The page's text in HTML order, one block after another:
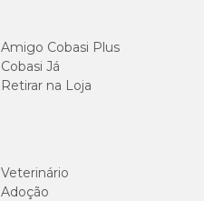
Amigo Cobasi Plus
Cobasi Já
Retirar na Loja
Veterinário
Adoção